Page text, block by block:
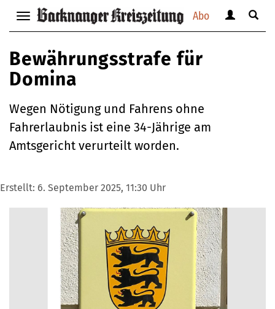
Abo
Navigation
anzeigen
verbergen
anzeigen
Suche
Bewährungsstrafe für
Domina
Wegen Nötigung und Fahrens ohne
Fahrerlaubnis ist eine 34-Jährige am
Amtsgericht verurteilt worden.
Erstellt: 6. September 2025, 11:30 Uhr